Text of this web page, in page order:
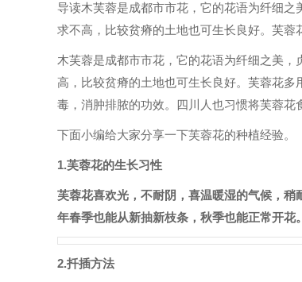
导读木芙蓉是成都市市花，它的花语为纤细
求不高，比较贫瘠的土地也可生长良好。芙蓉
木芙蓉是成都市市花，它的花语为纤细之美
高，比较贫瘠的土地也可生长良好。芙蓉花
毒，消肿排脓的功效。四川人也习惯将芙蓉花
下面小编给大家分享一下芙蓉花的种植经验。
1.芙蓉花的生长习性
芙蓉花喜欢光，不耐阴，喜温暖湿的气候，
年春季也能从新抽新枝条，秋季也能正常开花。
2.扦插方法